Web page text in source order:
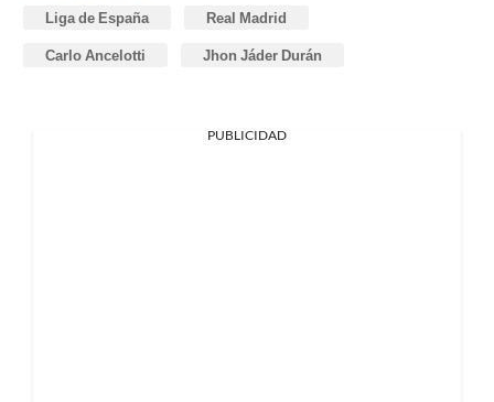
Liga de España Real Madrid
Carlo Ancelotti Jhon Jáder Durán
PUBLICIDAD